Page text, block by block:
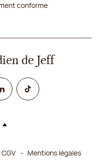
conforme
de Jeff
Linked InTikTok
une option
CGV Mentions légales